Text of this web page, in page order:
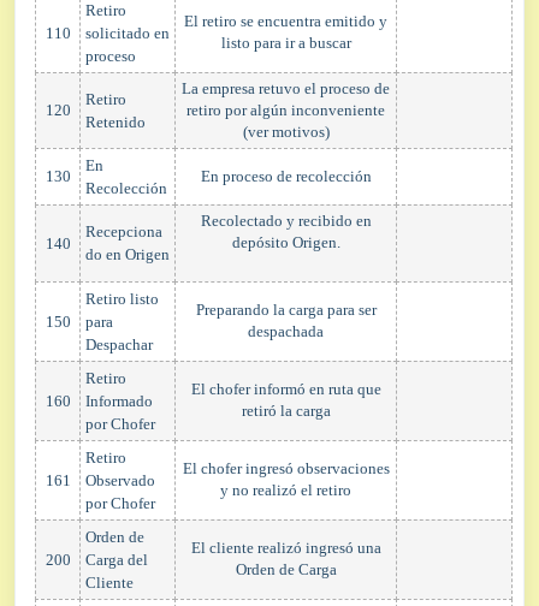
110
Retiro
solicitado en
proceso
El retiro se encuentra emitido y
listo para ir a buscar
120
Retiro
Retenido
La empresa retuvo el proceso de
retiro por algún inconveniente
(ver motivos)
130
En
Recolección
En proceso de recolección
140
Recepciona
do en Origen
Recolectado y recibido en
depósito Origen.
150
Retiro listo
para
Despachar
Preparando la carga para ser
despachada
160
Retiro
Informado
por Chofer
El chofer informó en ruta que
retiró la carga
161
Retiro
Observado
por Chofer
El chofer ingresó observaciones
y no realizó el retiro
200
Orden de
Carga del
Cliente
El cliente realizó ingresó una
Orden de Carga